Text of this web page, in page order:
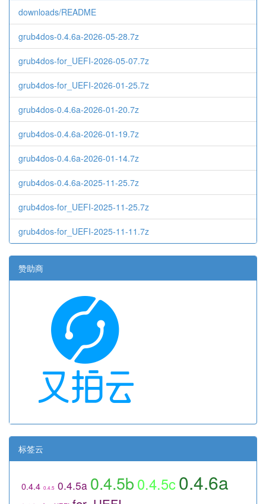
downloads/README
grub4dos-0.4.6a-2026-05-28.7z
grub4dos-for_UEFI-2026-05-07.7z
grub4dos-for_UEFI-2026-01-25.7z
grub4dos-0.4.6a-2026-01-20.7z
grub4dos-0.4.6a-2026-01-19.7z
grub4dos-0.4.6a-2026-01-14.7z
grub4dos-0.4.6a-2025-11-25.7z
grub4dos-for_UEFI-2025-11-25.7z
grub4dos-for_UEFI-2025-11-11.7z
赞助商
标签云
0.4.4 0.4.5 0.4.5a 0.4.5b 0.4.5c0.4.6a